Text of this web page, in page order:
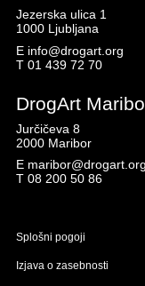
Jezerska ulica 1
1000 Ljubljana
E info@drogart.org
T 01 439 72 70
DrogArt
Jurčičeva 8
2000 Maribor
E maribor@drogart.org
T 08 200 50 86
Splošni pogoji
Izjava o zasebnosti